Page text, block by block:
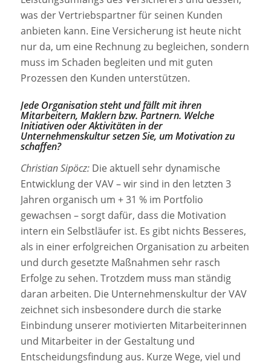
was der Vertriebspartner für seinen Kunden
anbieten kann. Eine Versicherung ist heute nicht
nur da, um eine Rechnung zu begleichen, sondern
muss im Schaden begleiten und mit guten
Prozessen den Kunden unterstützen.
Jede Organisation steht und fällt mit ihren
Mitarbeitern, Maklern bzw. Partnern. Welche
Initiativen oder Aktivitäten in der
Unternehmenskultur setzen Sie, um Motivation zu
schaffen?
Christian Sipöcz:Die aktuell sehr dynamische
Entwicklung der VAV – wir sind in den letzten 3
Jahren organisch um + 31 % im Portfolio
gewachsen – sorgt dafür, dass die Motivation
intern ein Selbstläufer ist. Es gibt nichts Besseres,
als in einer erfolgreichen Organisation zu arbeiten
und durch gesetzte Maßnahmen sehr rasch
Erfolge zu sehen. Trotzdem muss man ständig
daran arbeiten. Die Unternehmenskultur der VAV
zeichnet sich insbesondere durch die starke
Einbindung unserer motivierten Mitarbeiterinnen
und Mitarbeiter in der Gestaltung und
Entscheidungsfindung aus. Kurze Wege, viel und